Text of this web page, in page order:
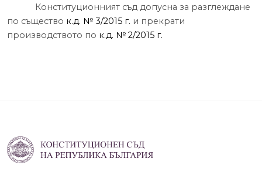
Конституционният съд допусна за разглеждане
по същество к.д. № 3/2015 г. и прекрати
производството по к.д. № 2/2015 г.